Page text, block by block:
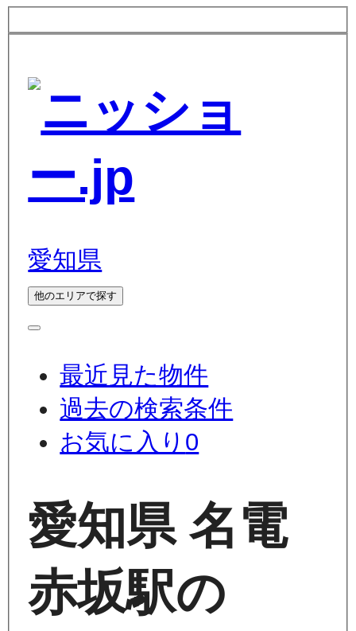
愛知県
他のエリアで探す
最近見た物件
過去の検索条件
お気に入り 0
愛知県 名電
赤坂駅の